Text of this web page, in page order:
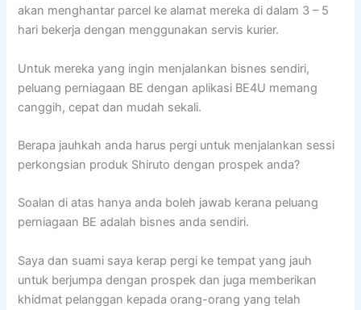
akan menghantar parcel ke alamat mereka di dalam 3 – 5
hari bekerja dengan menggunakan servis kurier.
Untuk mereka yang ingin menjalankan bisnes sendiri,
peluang perniagaan BE dengan aplikasi BE4U memang
canggih, cepat dan mudah sekali.
Berapa jauhkah anda harus pergi untuk menjalankan sessi
perkongsian produk Shiruto dengan prospek anda?
Soalan di atas hanya anda boleh jawab kerana peluang
perniagaan BE adalah bisnes anda sendiri.
Saya dan suami saya kerap pergi ke tempat yang jauh
untuk berjumpa dengan prospek dan juga memberikan
khidmat pelanggan kepada orang-orang yang telah